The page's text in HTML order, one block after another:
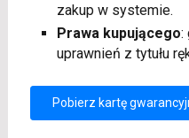
zakup w systemie.
Prawa kupującego:
uprawnień z tytułu
Pobierz kartę